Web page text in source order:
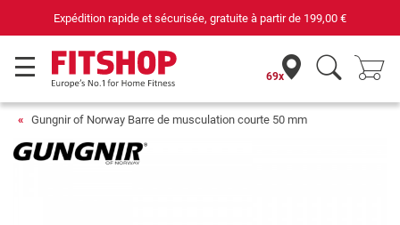
et sécurisée, gratuite à partir de199,00 €
69x
Gungnir of Norway Barre de musculation courte 50 mm